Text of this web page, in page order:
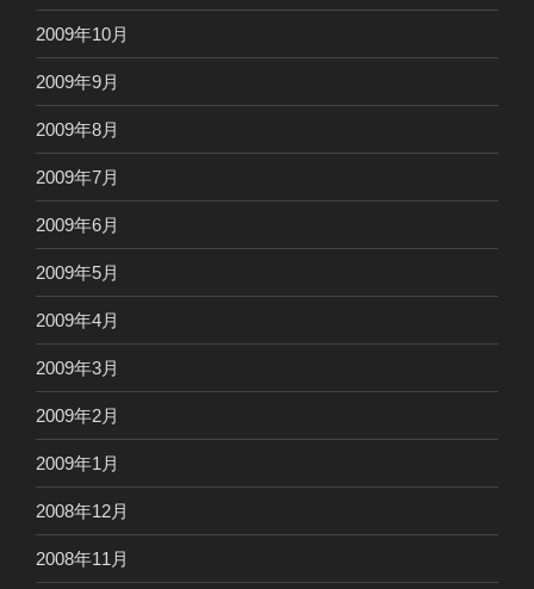
2009年10月
2009年9月
2009年8月
2009年7月
2009年6月
2009年5月
2009年4月
2009年3月
2009年2月
2009年1月
2008年12月
2008年11月